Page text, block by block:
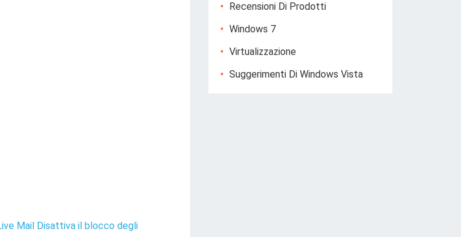
Mail Disattiva il blocco degli
Recensioni Di Prodotti
Windows 7
Virtualizzazione
Suggerimenti Di Windows Vista